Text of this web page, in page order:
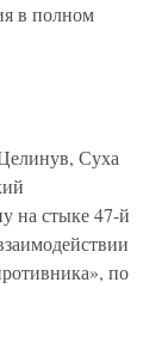
в полном
Суха
на стыке 47-й
по